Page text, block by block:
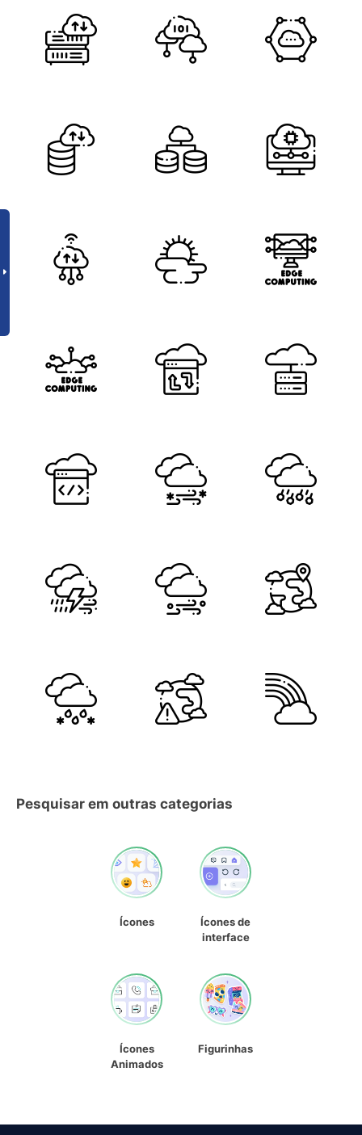
Pesquisar em outras categorias
Ícones
Ícones de
interface
Ícones
Animados
Figurinhas